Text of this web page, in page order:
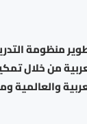
منظومة
من خلال
والعالمية